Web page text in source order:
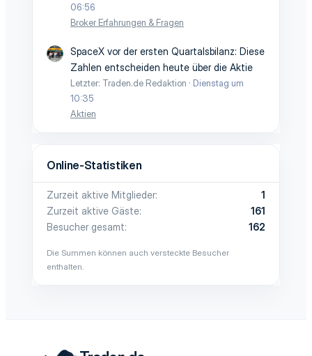
06:56
Broker Erfahrungen & Fragen
SpaceX vor der ersten Quartalsbilanz: Diese
Zahlen entscheiden heute über die Aktie
Letzter: Traden.de Redaktion
Dienstag um
10:35
Aktien
Online-Statistiken
Zurzeit aktive Mitglieder
1
Zurzeit aktive Gäste
161
Besucher gesamt
162
Die Summen können auch versteckte Besucher
enthalten.